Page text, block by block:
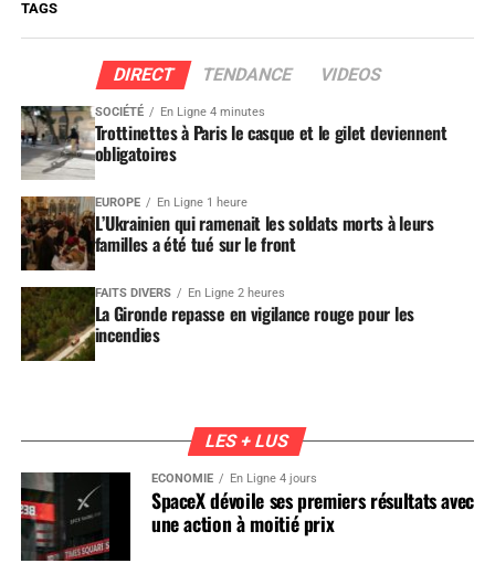
TAGS
DIRECT TENDANCE VIDEOS
SOCIÉTÉ En Ligne 4 minutes
Trottinettes à Paris le casque et le gilet deviennent
obligatoires
EUROPE En Ligne 1 heure
L’Ukrainien qui ramenait les soldats morts à leurs
familles a été tué sur le front
FAITS DIVERS En Ligne 2 heures
La Gironde repasse en vigilance rouge pour les
incendies
LES + LUS
ÉCONOMIE En Ligne 4 jours
SpaceX dévoile ses premiers résultats avec
une action à moitié prix